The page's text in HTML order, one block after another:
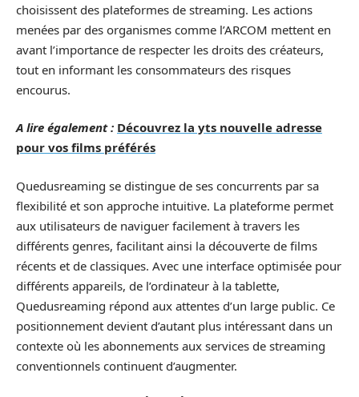
choisissent des plateformes de streaming. Les actions
menées par des organismes comme l’ARCOM mettent en
avant l’importance de respecter les droits des créateurs,
tout en informant les consommateurs des risques
encourus.
A lire également : Découvrez la yts nouvelle adresse
pour vos films préférés
Quedusreaming se distingue de ses concurrents par sa
flexibilité et son approche intuitive. La plateforme permet
aux utilisateurs de naviguer facilement à travers les
différents genres, facilitant ainsi la découverte de films
récents et de classiques. Avec une interface optimisée pour
différents appareils, de l’ordinateur à la tablette,
Quedusreaming répond aux attentes d’un large public. Ce
positionnement devient d’autant plus intéressant dans un
contexte où les abonnements aux services de streaming
conventionnels continuent d’augmenter.